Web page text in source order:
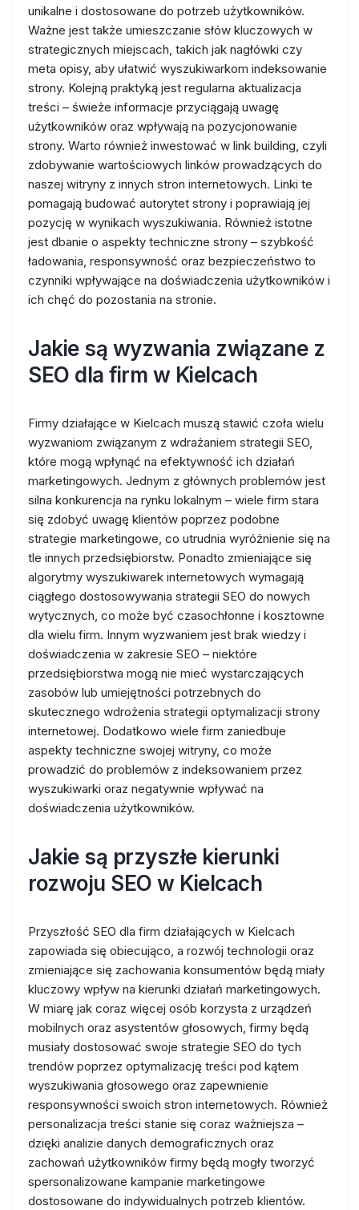
unikalne i dostosowane do potrzeb użytkowników.
Ważne jest także umieszczanie słów kluczowych w
strategicznych miejscach, takich jak nagłówki czy
meta opisy, aby ułatwić wyszukiwarkom indeksowanie
strony. Kolejną praktyką jest regularna aktualizacja
treści – świeże informacje przyciągają uwagę
użytkowników oraz wpływają na pozycjonowanie
strony. Warto również inwestować w link building, czyli
zdobywanie wartościowych linków prowadzących do
naszej witryny z innych stron internetowych. Linki te
pomagają budować autorytet strony i poprawiają jej
pozycję w wynikach wyszukiwania. Również istotne
jest dbanie o aspekty techniczne strony – szybkość
ładowania, responsywność oraz bezpieczeństwo to
czynniki wpływające na doświadczenia użytkowników i
ich chęć do pozostania na stronie.
Jakie są wyzwania związane z
SEO dla firm w Kielcach
Firmy działające w Kielcach muszą stawić czoła wielu
wyzwaniom związanym z wdrażaniem strategii SEO,
które mogą wpłynąć na efektywność ich działań
marketingowych. Jednym z głównych problemów jest
silna konkurencja na rynku lokalnym – wiele firm stara
się zdobyć uwagę klientów poprzez podobne
strategie marketingowe, co utrudnia wyróżnienie się na
tle innych przedsiębiorstw. Ponadto zmieniające się
algorytmy wyszukiwarek internetowych wymagają
ciągłego dostosowywania strategii SEO do nowych
wytycznych, co może być czasochłonne i kosztowne
dla wielu firm. Innym wyzwaniem jest brak wiedzy i
doświadczenia w zakresie SEO – niektóre
przedsiębiorstwa mogą nie mieć wystarczających
zasobów lub umiejętności potrzebnych do
skutecznego wdrożenia strategii optymalizacji strony
internetowej. Dodatkowo wiele firm zaniedbuje
aspekty techniczne swojej witryny, co może
prowadzić do problemów z indeksowaniem przez
wyszukiwarki oraz negatywnie wpływać na
doświadczenia użytkowników.
Jakie są przyszłe kierunki
rozwoju SEO w Kielcach
Przyszłość SEO dla firm działających w Kielcach
zapowiada się obiecująco, a rozwój technologii oraz
zmieniające się zachowania konsumentów będą miały
kluczowy wpływ na kierunki działań marketingowych.
W miarę jak coraz więcej osób korzysta z urządzeń
mobilnych oraz asystentów głosowych, firmy będą
musiały dostosować swoje strategie SEO do tych
trendów poprzez optymalizację treści pod kątem
wyszukiwania głosowego oraz zapewnienie
responsywności swoich stron internetowych. Również
personalizacja treści stanie się coraz ważniejsza –
dzięki analizie danych demograficznych oraz
zachowań użytkowników firmy będą mogły tworzyć
spersonalizowane kampanie marketingowe
dostosowane do indywidualnych potrzeb klientów.